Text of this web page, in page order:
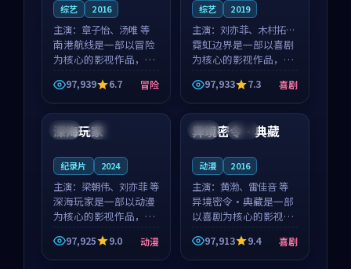
综艺 2016
主演： 章子怡、汤唯 等
南港航线是一部以冒险
为核心的影视作品，围
绕危机、反转与人物成
长展开，整体节奏紧
凑，值得推荐观看。
97,939 6.7 冒险
综艺 2019
主演： 刘亦菲、木村拓哉
等
霓虹边界是一部以喜剧
为核心的影视作品，围
绕危机、反转与人物成
长展开，整体节奏紧
凑，值得推荐观看。
97,933 7.3 喜剧
法国 独播
深海玩家
纪录片 2024
主演： 梁朝伟、刘亦菲 等
深海玩家是一部以动漫
为核心的影视作品，围
绕危机、反转与人物成
长展开，整体节奏紧
凑，值得推荐观看。
97,925 9.0 动漫
法国 独播
异境密令·典藏
动漫 2016
主演： 黄渤、雷佳音 等
异境密令·典藏是一部
以喜剧为核心的影视作
品，围绕危机、反转与
人物成长展开，整体节
奏紧凑，值得推荐观
97,913 9.4 喜剧